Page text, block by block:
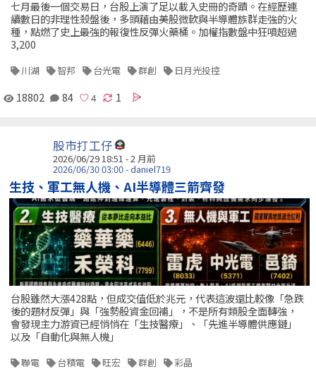
七月最後一個交易日，台股上演了足以載入史冊的奇蹟。在經歷連
續數日的非理性殺盤後，多頭藉由美股微軟與半導體族群走強的火
種，點燃了史上最強的報復性反彈火藥桶。加權指數盤中狂噴超過
3,200
川湖 智邦 台光電 群創 日月光投控
18802 84 1
股市打工仔
2026/06/29 18:51 - 2 月前
2026/06/30 03:00 - daniel719
生技、軍工無人機、AI半導體三箭齊發
台股雖然大漲428點，但成交值低於兆元，代表這波還比較像「急跌
後的題材反彈」與「強勢股資金回補」，不是所有類股全面轉強，
會發現主力游資已經悄悄在「生技醫療」、「先進半導體供應鏈」
以及「自動化與無人機」
聯電 台積電 旺宏 群創 彩晶